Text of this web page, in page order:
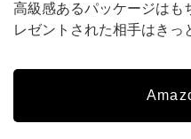
高級感あるパッケージはも
レゼントされた相手はきっ